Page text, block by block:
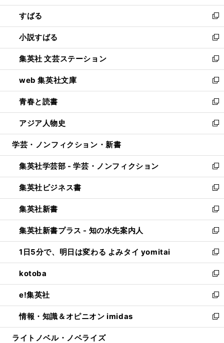
開
く
ウ
で
開
く
ン
ド
ウ
で
開
く
すばる
新
し
い
ウ
ィ
ン
ド
ウ
で
開
く
小説すばる
新
し
い
ウ
ィ
ン
ド
ウ
で
開
集英社 文芸ステーション
新
し
い
ウ
ィ
ン
ド
ウ
開
く
web 集英社文庫
新
し
い
ウ
ィ
ン
ウ
で
開
く
青春と読書
新
し
い
ウ
ン
ド
ウ
で
開
く
アジア人物史
新
し
ウ
ィ
ン
ド
ウ
で
開
く
学芸・ノンフィクション・新書
集英社学芸部 - 学芸・ノンフィクション
新
し
い
ウ
ィ
ン
ド
ウ
で
開
く
集英社ビジネス書
新
し
い
ウ
ィ
ン
ド
ウ
で
開
く
集英社新書
新
し
い
ウ
ィ
ン
ド
ウ
で
開
く
集英社新書プラス - 知の水先案内人
新
し
い
ウ
ィ
ン
ド
ウ
で
開
1日5分で、明日は変わる よみタイ yomitai
新
し
い
ウ
ィ
ン
ド
ウ
kotoba
新
し
い
ウ
ィ
ン
e!集英社
新
し
い
ウ
情報・知識＆オピニオン imidas
新
し
ライトノベル・ノベライズ